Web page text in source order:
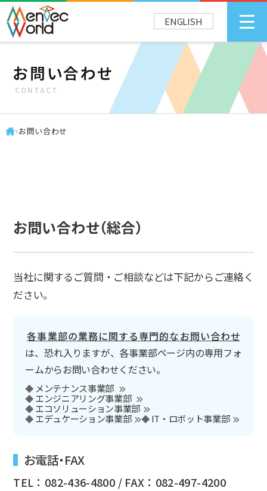
ENGLISH
お問い合わせ
CONTACT
お問い合わせ
お問い合わせ（総合）
当社に関するご質問・ご相談などは下記からご連絡く
ださい。
各事業部の業務に関する専門的なお問い合わせ
は、恐れ入りますが、各事業部ページ内の専用フォ
ームからお問い合わせください。
メンテナンス事業部
エンジニアリング事業部
エコソリューション事業部
エデュケーション事業部
IT・ロボット事業部
お電話・FAX
TEL：082-436-4800 / FAX：082-497-4200